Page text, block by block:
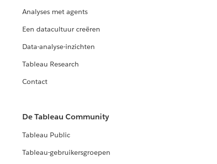
Analyses met agents
Een datacultuur creëren
Data-analyse-inzichten
Tableau Research
Contact
De Tableau Community
Tableau Public
Tableau-gebruikersgroepen